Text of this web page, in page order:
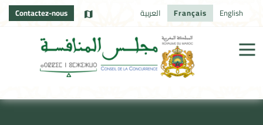
Contactez-nous العربية Français English